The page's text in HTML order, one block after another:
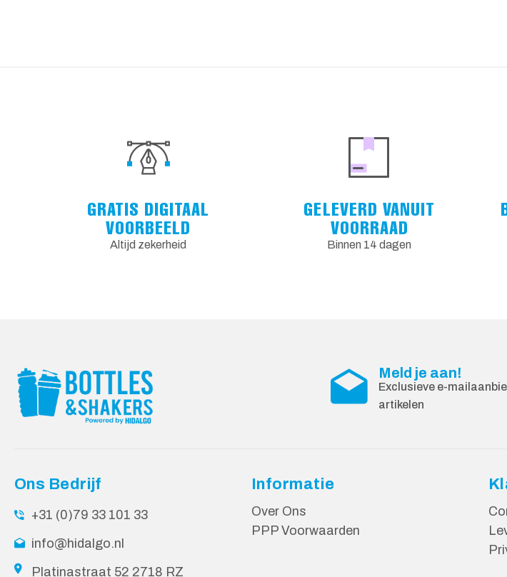
GRATIS DIGITAAL
VOORBEELD
Altijd zekerheid
GELEVERD VANUIT
VOORRAAD
Binnen 14 dagen
Meld je aan!
Exclusieve e-
artikelen
Ons Bedrijf
+31 (0)79 33 101 33
info@hidalgo.nl
Platinastraat 52 2718 RZ
Informatie
Over Ons
PPP Voorwaarden